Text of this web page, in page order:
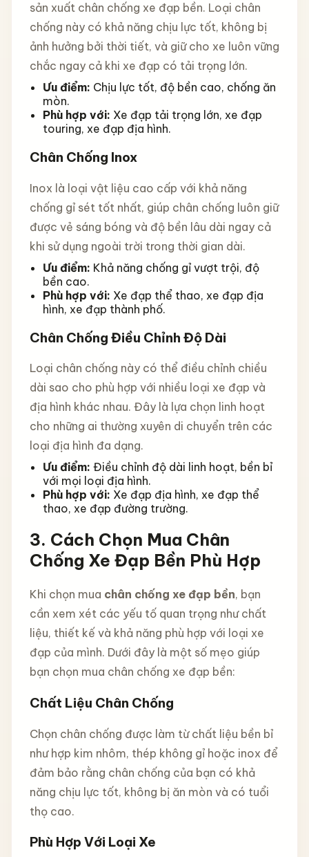
sản xuất chân chống xe đạp bền. Loại chân
chống này có khả năng chịu lực tốt, không bị
ảnh hưởng bởi thời tiết, và giữ cho xe luôn vững
chắc ngay cả khi xe đạp có tải trọng lớn.
Ưu điểm: Chịu lực tốt, độ bền cao, chống ăn
mòn.
Phù hợp với: Xe đạp tải trọng lớn, xe đạp
touring, xe đạp địa hình.
Chân Chống Inox
Inox là loại vật liệu cao cấp với khả năng
chống gỉ sét tốt nhất, giúp chân chống luôn giữ
được vẻ sáng bóng và độ bền lâu dài ngay cả
khi sử dụng ngoài trời trong thời gian dài.
Ưu điểm: Khả năng chống gỉ vượt trội, độ
bền cao.
Phù hợp với: Xe đạp thể thao, xe đạp địa
hình, xe đạp thành phố.
Chân Chống Điều Chỉnh Độ Dài
Loại chân chống này có thể điều chỉnh chiều
dài sao cho phù hợp với nhiều loại xe đạp và
địa hình khác nhau. Đây là lựa chọn linh hoạt
cho những ai thường xuyên di chuyển trên các
loại địa hình đa dạng.
Ưu điểm: Điều chỉnh độ dài linh hoạt, bền bỉ
với mọi loại địa hình.
Phù hợp với: Xe đạp địa hình, xe đạp thể
thao, xe đạp đường trường.
3. Cách Chọn Mua Chân
Chống Xe Đạp Bền Phù Hợp
Khi chọn mua chân chống xe đạp bền, bạn
cần xem xét các yếu tố quan trọng như chất
liệu, thiết kế và khả năng phù hợp với loại xe
đạp của mình. Dưới đây là một số mẹo giúp
bạn chọn mua chân chống xe đạp bền:
Chất Liệu Chân Chống
Chọn chân chống được làm từ chất liệu bền bỉ
như hợp kim nhôm, thép không gỉ hoặc inox để
đảm bảo rằng chân chống của bạn có khả
năng chịu lực tốt, không bị ăn mòn và có tuổi
thọ cao.
Phù Hợp Với Loại Xe